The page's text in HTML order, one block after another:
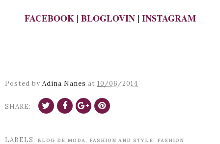
FACEBOOK| BLOGLOVIN| INSTAGRAM
Posted by Adina Nanes at 10/06/2014
SHARE:
LABELS: BLOG DE MODA, FASHION AND STYLE , FASHION